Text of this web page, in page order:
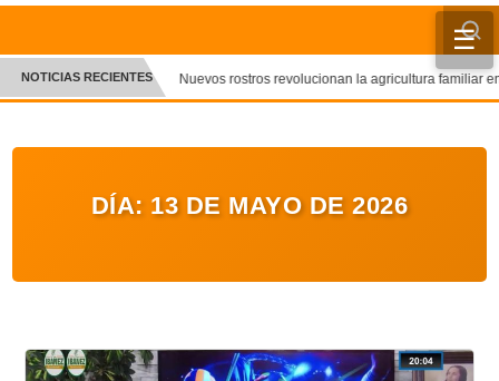
☰
INICIO
CRÓNICA
ENTRETENIMIENTO Y CULTURA
AUDIOS
NOTICIAS RECIENTES Nuevos rostros revolucionan la agricultura familiar en
DÍA: 13 DE MAYO DE 2026